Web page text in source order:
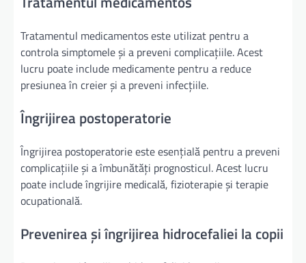
Tratamentul medicamentos este utilizat pentru a
controla simptomele și a preveni complicațiile. Acest
lucru poate include medicamente pentru a reduce
presiunea în creier și a preveni infecțiile.
Îngrijirea postoperatorie
Îngrijirea postoperatorie este esențială pentru a preveni
complicațiile și a îmbunătăți prognosticul. Acest lucru
poate include îngrijire medicală, fizioterapie și terapie
ocupatională.
Prevenirea și îngrijirea hidrocefaliei la copii